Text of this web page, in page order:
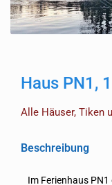
Haus PN1,
Alle Häuser,Tiken
Beschreibung
Im Ferienhaus